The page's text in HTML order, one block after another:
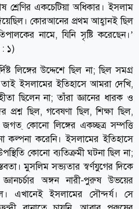
শ্রেণির একচেটিয়া অধিকার। ইসলাম
কোরআনের প্রথম আহ্বানই ছিল
নামে, যিনি সৃষ্টি করেছেন।’
১)
লিঙ্গের উদ্দেশে ছিল না; ছিল সমগ্র
তাই ইসলামের ইতিহাসে আমরা দেখি,
ছিলেন না; তাঁরা জ্ঞানের ধারক ও
প্রশ্ন ছিল, গবেষণা ছিল, শিক্ষা ছিল,
কোনো লিঙ্গের একচ্ছত্র সম্পত্তি
কল্পনা করেনি। ইসলামের ইতিহাসে
কোনো ব্যতিক্রমী ঘটনা ছিল না;
মুসলিম সভ্যতার স্বর্ণযুগের দিকে
অঙ্গন নারী-পুরুষ উভয়ের
এখানেই ইসলামের সৌন্দর্য। সে